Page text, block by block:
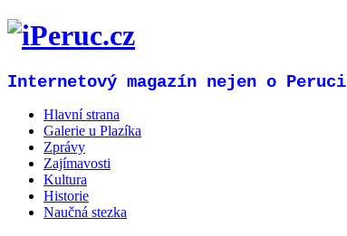
Internetový magazín nejen o Peruci
Hlavní strana
Galerie u Plazíka
Zprávy
Zajímavosti
Kultura
Historie
Naučná stezka